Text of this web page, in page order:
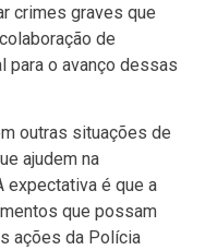
crimes graves que
de
para o avanço dessas
outras situações de
ajudem na
expectativa é que a
que possam
ações da Polícia